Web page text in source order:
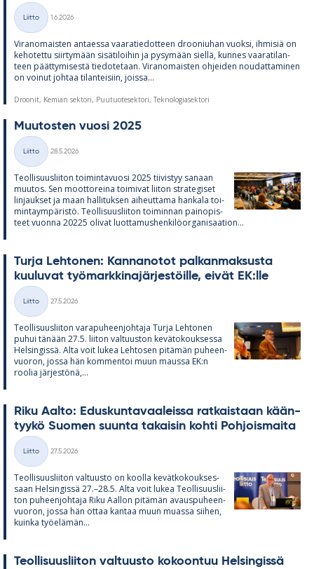
Kategoriat
Liitto
1.6.2026
Vi­ran­omais­ten an­taessa vaa­ra­tie­dot­teen droo­niu­han vuoksi, ih­mi­siä on
ke­ho­tettu siir­ty­mään si­sä­ti­loi­hin ja py­sy­mään siellä, kun­nes vaa­ra­ti­lan­
teen päät­ty­mi­sestä tie­do­te­taan. Vi­ran­omais­ten oh­jei­den nou­dat­ta­mi­nen
on voi­nut joh­taa ti­lan­tei­siin, joissa...
Droonit, Kemian sektori, Puutuotesektori, Teknologiasektori
Muu­tos­ten vuosi 2025
Kategoriat
Liitto
28.5.2026
Teol­li­suus­lii­ton toi­min­ta­vuosi 2025 tii­vis­tyy sa­naan
muu­tos. Sen moot­to­reina toi­mi­vat lii­ton stra­te­gi­set
lin­jauk­set ja maan hal­li­tuk­sen ai­heut­tama han­kala toi­
min­taym­pä­ristö. Teol­li­suus­lii­ton toi­min­nan pain­opis­
teet vuonna 20225 oli­vat luot­ta­mus­hen­ki­lö­or­ga­ni­saa­tion...
Turja Leh­to­nen: Kan­na­no­tot pal­kan­mak­susta
kuu­lu­vat työ­mark­ki­na­jär­jes­töille, ei­vät EK:lle
Kategoriat
Liitto
27.5.2026
Teol­li­suus­lii­ton va­ra­pu­heen­joh­taja Turja Leh­to­nen
pu­hui tä­nään 27.5. lii­ton val­tuus­ton ke­vä­to­kouk­sessa
Hel­sin­gissä. Alta voit lu­kea Leh­to­sen pi­tä­män pu­heen­
vuo­ron, jossa hän kom­men­toi muun maussa EK:n
roo­lia jär­jes­tönä,...
Riku Aalto: Edus­kun­ta­vaa­leissa rat­kais­taan kään­
tyykö Suo­men suunta ta­kai­sin kohti Poh­jois­maita
Kategoriat
Liitto
27.5.2026
Teol­li­suus­lii­ton val­tuusto on koolla ke­vät­ko­kouk­ses­
saan Hel­sin­gissä 27.–28.5. Alta voit lu­kea Teol­li­suus­lii­
ton pu­heen­joh­taja Riku Aal­lon pi­tä­män avaus­pu­heen­
vuo­ron, jossa hän ot­taa kan­taa muun muassa sii­hen,
kuinka työ­elä­män...
Teol­li­suus­lii­ton val­tuusto ko­koon­tuu Hel­sin­gissä